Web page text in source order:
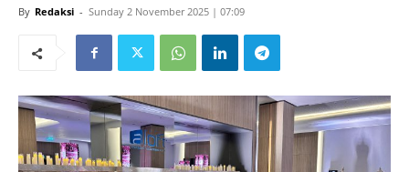
By Redaksi - Sunday 2 November 2025 | 07:09